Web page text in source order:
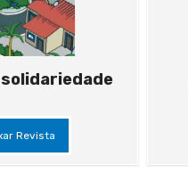
Revista